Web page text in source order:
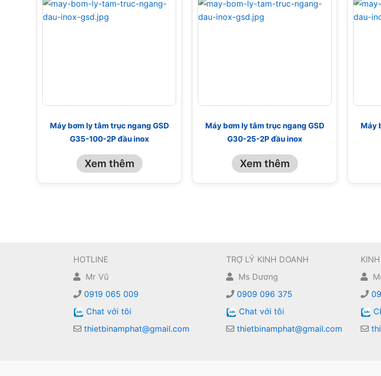
Máy bơm ly tâm trục ngang GSD
G35-100-2P đầu inox
Xem thêm
Máy bơm ly tâm trục ngang GSD
G30-25-2P đầu inox
Xem thêm
Máy
HOTLINE
Mr Vũ
0919 065 009
Chat với tôi
thietbinamphat@gmail.com
TRỢ LÝ KINH DOANH
Ms Dương
0909 096 375
Chat với tôi
thietbinamphat@gmail.com